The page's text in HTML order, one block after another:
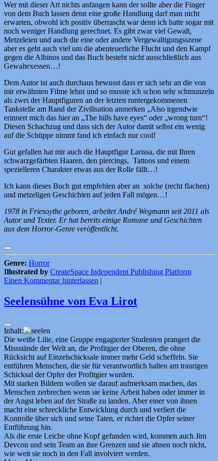
Wer mit dieser Art nichts anfangen kann der sollte aber die Finger
von dem Buch lassen denn eine große Handlung darf man nicht
erwarten, obwohl ich positiv überrascht war denn ich hatte sogar mit
noch weniger Handlung gerechnet. Es gibt zwar viel Gewalt,
Metzeleien und auch die eine oder andere Vergewaltigungsszene
aber es geht auch viel um die abenteuerliche Flucht und den Kampf
gegen die Albinos und das Buch besteht nicht ausschließlich aus
Gewaltexessen…!
Dem Autor ist auch durchaus bewusst dass er sich sehr an die von
mir erwähnten Filme lehnt und so musste ich schon sehr schmunzeln
als zwei der Hauptfiguren an der letzten runtergekommenen
Tankstelle am Rand der Zivilisation anmerken „Also irgendwie
erinnert mich das hier an „The hills have eyes“ oder „wrong turn“!
Diesen Schachzug und dass sich der Autor damit selbst ein wenig
auf die Schüppe nimmt fand ich einfach nur cool!
Gut gefallen hat mir auch die Hauptfigur Larissa, die mit Ihren
schwarzgefärbten Haaren, den piercings, Tattoos und einem
spezielleren Charakter etwas aus der Rolle fällt…!
Ich kann dieses Buch gut empfehlen aber an solche (recht flachen)
und metzeligen Geschichten auf jeden Fall mögen…!
1978 in Friesoythe geboren, arbeitet André Wegmann seit 2011 als
Autor und Texter. Er hat bereits einige Romane und Geschichten
aus dem Horror-Genre veröffentlicht.
Genre: Horror
Illustrated by CreateSpace Independent Publishing Platform
Einen Kommentar hinterlassen |
Seelensühne von Eva Lirot
Inhalt:
Die weiße Lilie, eine Gruppe engagierter Studenten prangert die
Missstände der Welt an, die Profitgier der Oberen, die ohne
Rücksicht auf Einzelschicksale immer mehr Geld scheffeln. Sie
entführen Menschen, die sie für verantwortlich halten am traurigen
Schicksal der Opfer der Profitgier wurden.
Mit starken Bildern wollen sie darauf aufmerksam machen, das
Menschen zerbrechen wenn sie keine Arbeit haben oder immer in
der Angst leben auf der Straße zu landen. Aber einer von ihnen
macht eine schreckliche Entwicklung durch und verliert die
Kontrolle über sich und seine Taten, er richtet die Opfer seiner
Entführung hin.
Als die erste Leiche ohne Kopf gefunden wird, kommen auch Jim
Devcon und sein Team an ihre Grenzen und sie ahnen noch nicht,
wie weit sie noch in den Fall involviert werden.